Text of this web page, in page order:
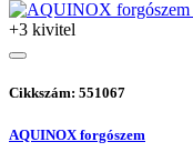
+3 kivitel
Cikkszám: 551067
AQUINOX forgószem